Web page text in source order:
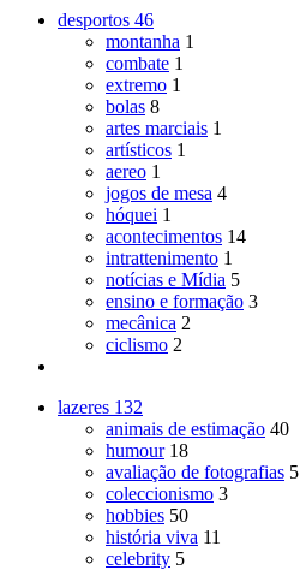
desportos 46
montanha 1
combate 1
extremo 1
bolas 8
artes marciais 1
artísticos 1
aereo 1
jogos de mesa 4
hóquei 1
acontecimentos 14
intrattenimento 1
notícias e Mídia 5
ensino e formação 3
mecânica 2
ciclismo 2
lazeres 132
animais de estimação 40
humour 18
avaliação de fotografias 5
coleccionismo 3
hobbies 50
história viva 11
celebrity 5